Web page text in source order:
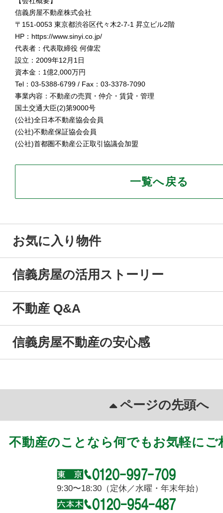
信義房屋不動産株式会社
〒151-0053 東京都渋谷区代々木2-7-1 昇立ビル2階
HP：https://www.sinyi.co.jp/
代表者：代表取締役 何偉宏
設立：2009年12月1日
資本金：1億2,000万円
Tel：03-5388-6799 / Fax：03-3378-7090
事業内容：不動産の売買・仲介・賃貸・管理
国土交通大臣(2)第9000号
(公社)全日本不動産協会会員
(公社)不動産保証協会会員
(公社)首都圏不動産公正取引協議会加盟
一覧へ戻る
お気に入り物件
信義房屋の活用ストーリー
不動産 Q&A
信義房屋不動産の安心感
ページの先頭へ
不動産のことなら何でもお気軽にご
9:30〜18:30（定休／水曜・年末年始）